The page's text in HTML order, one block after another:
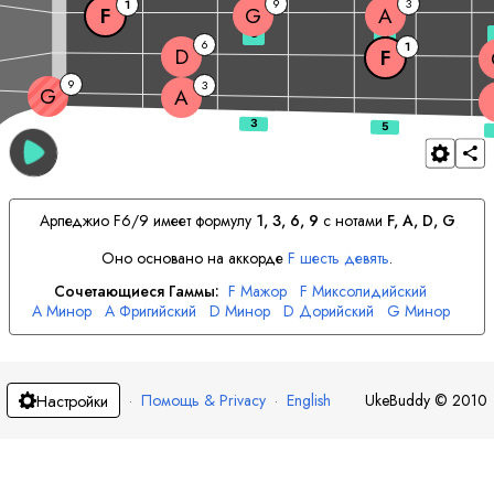
G 9 A 3
D 6 F 1
F 1 G A
3 5
Арпеджио F6/9 имеет формулу 1, 3, 6, 9 с нотами F, A, D, G
Оно основано на аккорде F шесть девять.
Сочетающиеся Гаммы: F Мажор F Миксолидийский
A Минор A Фригийский D Минор D Дорийский G Минор
G Дорийский
Настройки · Помощь & Privacy · English UkeBuddy © 2010